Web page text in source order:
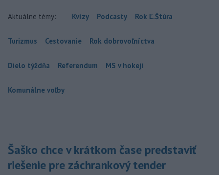
Aktuálne témy: Kvízy Podcasty Rok Ľ.Štúra
Turizmus Cestovanie Rok dobrovoľníctva
Dielo týždňa Referendum MS v hokeji
Komunálne voľby
Šaško chce v krátkom čase predstaviť
riešenie pre záchrankový tender